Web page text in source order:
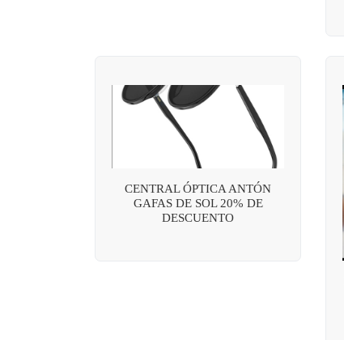
CENTRAL ÓPTICA ANTÓN
GAFAS DE SOL 20% DE
DESCUENTO